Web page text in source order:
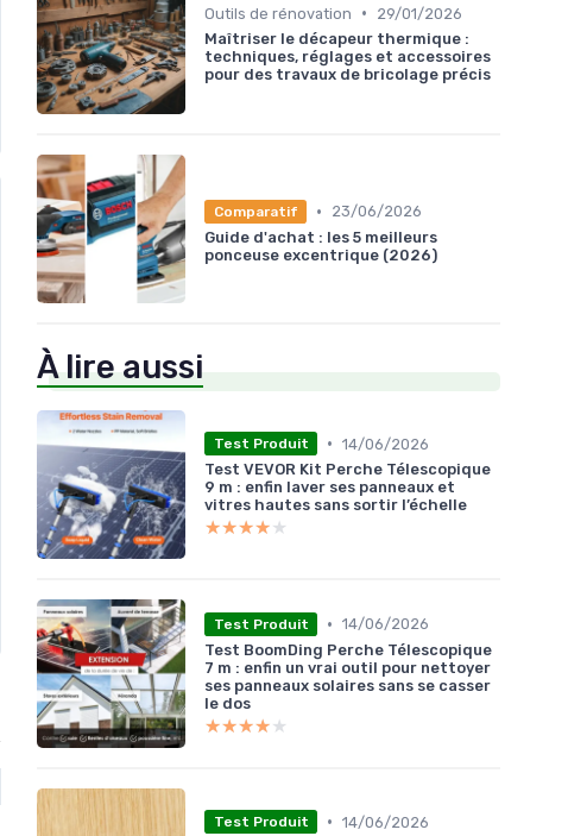
Outils de rénovation •
29/01/2026
Maîtriser le décapeur thermique :
techniques, réglages et accessoires
pour des travaux de bricolage précis
Comparatif •
23/06/2026
Guide d'achat : les 5 meilleurs
ponceuse excentrique (2026)
À lire aussi
Test Produit • 14/06/2026
Test VEVOR Kit Perche Télescopique
9 m : enfin laver ses panneaux et
vitres hautes sans sortir l’échelle
★★★★★
★★★★★
Test Produit • 14/06/2026
Test BoomDing Perche Télescopique
7 m : enfin un vrai outil pour nettoyer
ses panneaux solaires sans se casser
le dos
★★★★★
★★★★★
Test Produit • 14/06/2026